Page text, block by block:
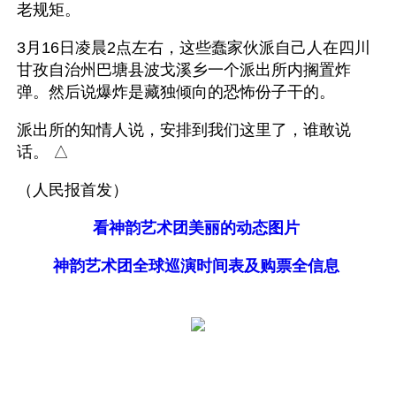
老规矩。
3月16日凌晨2点左右，这些蠢家伙派自己人在四川
甘孜自治州巴塘县波戈溪乡一个派出所内搁置炸
弹。然后说爆炸是藏独倾向的恐怖份子干的。
派出所的知情人说，安排到我们这里了，谁敢说
话。 △
（人民报首发）
看神韵艺术团美丽的动态图片
神韵艺术团全球巡演时间表及购票全信息